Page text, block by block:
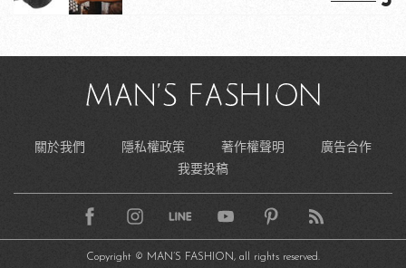
關於我們 隱私權政策 著作權聲明
廣告合作
我要投稿
Copyright © MAN’S FASHION, all rights reserved.